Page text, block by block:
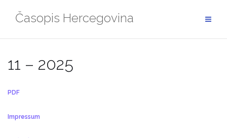
Časopis Hercegovina
11 – 2025
PDF
Impressum